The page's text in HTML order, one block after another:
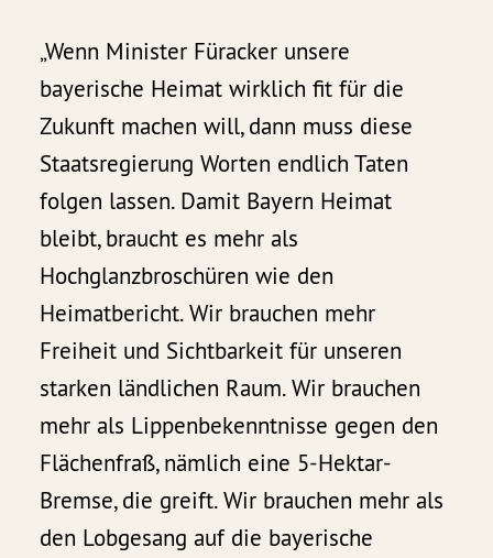
„Wenn Minister Füracker unsere
bayerische Heimat wirklich fit für die
Zukunft machen will, dann muss diese
Staatsregierung Worten endlich Taten
folgen lassen. Damit Bayern Heimat
bleibt, braucht es mehr als
Hochglanzbroschüren wie den
Heimatbericht. Wir brauchen mehr
Freiheit und Sichtbarkeit für unseren
starken ländlichen Raum. Wir brauchen
mehr als Lippenbekenntnisse gegen den
Flächenfraß, nämlich eine 5-Hektar-
Bremse, die greift. Wir brauchen mehr als
den Lobgesang auf die bayerische